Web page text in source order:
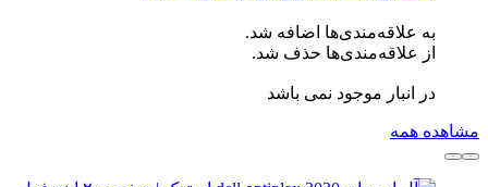
به علاقه‌مندی‌ها اضافه شد.
از علاقه‌مندی‌ها حذف شد.
در انبار موجود نمی باشد
مشاهده همه